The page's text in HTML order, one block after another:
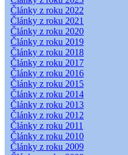
Články z roku 2022
Články z roku 2021
Články z roku 2020
Články z roku 2019
Články z roku 2018
Články z roku 2017
Články z roku 2016
Články z roku 2015
Články z roku 2014
Články z roku 2013
Články z roku 2012
Články z roku 2011
Články z roku 2010
Články z roku 2009